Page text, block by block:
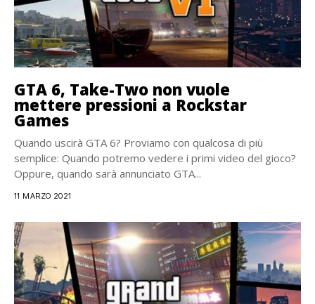
GTA 6, Take-Two non vuole
mettere pressioni a Rockstar
Games
Quando uscirà GTA 6? Proviamo con qualcosa di più
semplice: Quando potremo vedere i primi video del gioco?
Oppure, quando sarà annunciato GTA...
11 MARZO 2021